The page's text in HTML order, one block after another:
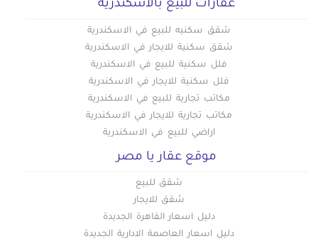
عقارات للبيع بالاسكندرية
شقق سكنيه للبيع في الاسكندرية
شقق سكنية للايجار في الاسكندرية
فلل سكنية للبيع في الاسكندرية
فلل سكنية للايجار في الاسكندرية
مكاتب تجارية للبيع في الاسكندرية
مكاتب تجارية للايجار في الاسكندرية
اراضي للبيع في الاسكندرية
موقع عقار يا مصر
شقق للبيع
شقق للايجار
دليل اسعار القاهرة الجديدة
دليل اسعار العاصمة الادارية الجديدة